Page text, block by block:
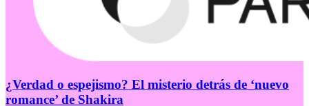
¿Verdad o espejismo? El misterio detrás de ‘nuevo
romance’ de Shakira